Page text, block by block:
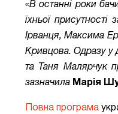
«В останні роки
їхньої
Ірванця, Максима
Кривцова. Одразу у
та Таня Малярчук
зазначила Марія
Повна програма